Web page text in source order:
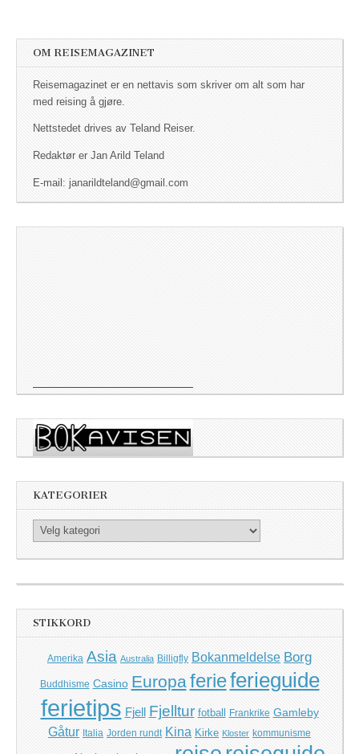
OM REISEMAGAZINET
Reisemagazinet er en nettavis som skriver om alt som har
med reising å gjøre.
Nettstedet drives av Teland Reiser.
Redaktør er Jan Arild Teland
E-mail: janarildteland@gmail.com
KATEGORIER
Kategorier
STIKKORD
Amerika Asia Australia Billigfly Bokanmeldelse Borg
Buddhisme Casino Europaferieferieguide
ferietips Fjell Fjelltur fotball Frankrike Gamleby
Gåtur Italia Jorden rundt Kina Kirke Kloster kommunisme